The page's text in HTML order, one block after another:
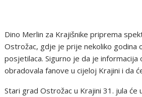
Dino Merlin za Krajišnike priprema
Ostrožac, gdje je prije nekoliko godina
posjetilaca. Sigurno je da je
obradovala fanove u cijeloj Krajini i da
Stari grad Ostrožac u Krajini 31. jula